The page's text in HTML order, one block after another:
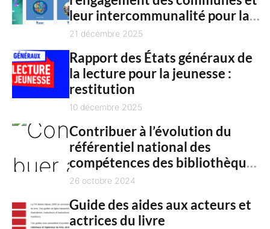
h
leur intercommunalité pour la
culture en 2025
21 décembre 2025
Rapport des États généraux de
la lecture pour la jeunesse :
restitution
10 décembre 2025
Contribuer à l’évolution du
référentiel national des
compétences des bibliothèques
territoriales
26 octobre 2024
Guide des aides aux acteurs et
actrices du livre